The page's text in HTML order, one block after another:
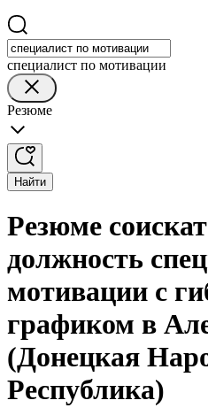
специалист по мотивации
Резюме
Найти
Резюме
должность
мотивации с
графиком в
(Донецкая
Республика)